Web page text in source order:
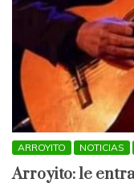
ARROYITO NOTICIAS
Arroyito: le